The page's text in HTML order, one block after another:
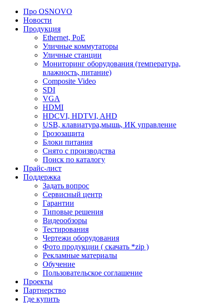
Про OSNOVO
Новости
Продукция
Ethernet, PoE
Уличные коммутаторы
Уличные станции
Мониторинг оборудования (температура,
влажность, питание)
Composite Video
SDI
VGA
HDMI
HDCVI, HDTVI, AHD
USB, клавиатура,мышь, ИК управление
Грозозащита
Блоки питания
Снято с производства
Поиск по каталогу
Прайс-лист
Поддержка
Задать вопрос
Сервисный центр
Гарантии
Типовые решения
Видеообзоры
Тестирования
Чертежи оборудования
Фото продукции ( скачать *zip )
Рекламные материалы
Обучение
Пользовательское соглашение
Проекты
Партнерство
Где купить